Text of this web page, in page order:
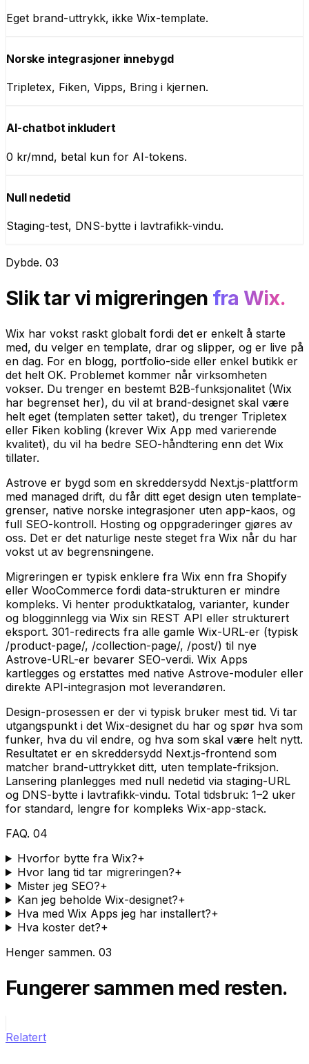
Eget brand-uttrykk, ikke Wix-template.
Norske integrasjoner innebygd
Tripletex, Fiken, Vipps, Bring i kjernen.
AI-chatbot inkludert
0 kr/mnd, betal kun for AI-tokens.
Null nedetid
Staging-test, DNS-bytte i lavtrafikk-vindu.
Dybde. 03
Slik tar vi migreringen fra Wix.
Wix har vokst raskt globalt fordi det er enkelt å starte
med, du velger en template, drar og slipper, og er live på
en dag. For en blogg, portfolio-side eller enkel butikk er
det helt OK. Problemet kommer når virksomheten
vokser. Du trenger en bestemt B2B-funksjonalitet (Wix
har begrenset her), du vil at brand-designet skal være
helt eget (templaten setter taket), du trenger Tripletex
eller Fiken kobling (krever Wix App med varierende
kvalitet), du vil ha bedre SEO-håndtering enn det Wix
tillater.
Astrove er bygd som en skreddersydd Next.js-plattform
med managed drift, du får ditt eget design uten template-
grenser, native norske integrasjoner uten app-kaos, og
full SEO-kontroll. Hosting og oppgraderinger gjøres av
oss. Det er det naturlige neste steget fra Wix når du har
vokst ut av begrensningene.
Migreringen er typisk enklere fra Wix enn fra Shopify
eller WooCommerce fordi data-strukturen er mindre
kompleks. Vi henter produktkatalog, varianter, kunder
og blogginnlegg via Wix sin REST API eller strukturert
eksport. 301-redirects fra alle gamle Wix-URL-er (typisk
/product-page/, /collection-page/, /post/) til nye
Astrove-URL-er bevarer SEO-verdi. Wix Apps
kartlegges og erstattes med native Astrove-moduler eller
direkte API-integrasjon mot leverandøren.
Design-prosessen er der vi typisk bruker mest tid. Vi tar
utgangspunkt i det Wix-designet du har og spør hva som
funker, hva du vil endre, og hva som skal være helt nytt.
Resultatet er en skreddersydd Next.js-frontend som
matcher brand-uttrykket ditt, uten template-friksjon.
Lansering planlegges med null nedetid via staging-URL
og DNS-bytte i lavtrafikk-vindu. Total tidsbruk: 1–2 uker
for standard, lengre for kompleks Wix-app-stack.
FAQ. 04
Hvorfor bytte fra Wix?+
Hvor lang tid tar migreringen?+
Mister jeg SEO?+
Kan jeg beholde Wix-designet?+
Hva med Wix Apps jeg har installert?+
Hva koster det?+
Henger sammen. 03
Fungerer sammen med resten.
Relatert